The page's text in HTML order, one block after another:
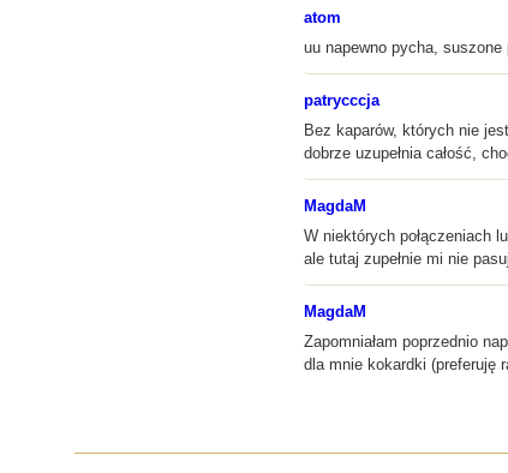
atom
uu napewno pycha,
patrycccja
Bez kaparów, których nie
dobrze uzupełnia całość,
MagdaM
W niektórych połączeniach
ale tutaj zupełnie mi nie
MagdaM
Zapomniałam poprzednio
dla mnie kokardki (preferuję